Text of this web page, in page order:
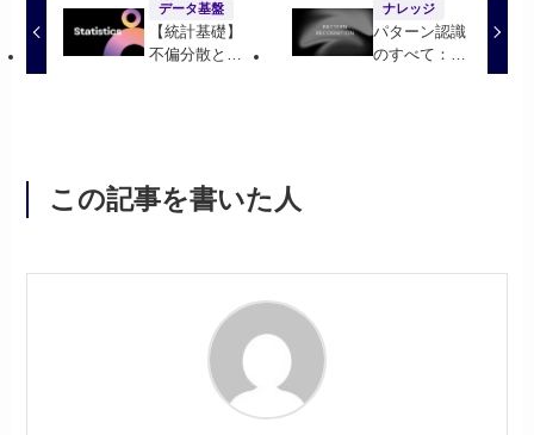
データ基盤
【統計基礎】
不偏分散と標
ナレッジ
パターン認識
のすべて：基
この記事を書いた人